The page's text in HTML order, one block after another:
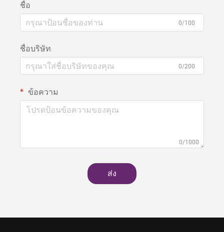
ชื่อ
0/100
ชื่อบริษัท
0/200
ข้อความ
0/1000
ส่ง